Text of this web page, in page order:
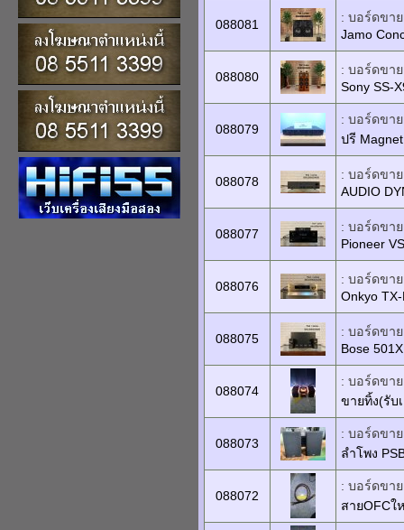
088081
: บอร์ดขาย
Jamo
088080
: บอร์ดขาย
Sony SS-
088079
: บอร์ดขาย
ปรี
088078
: บอร์ดขาย
AUDIO
088077
: บอร์ดขาย
Pioneer
088076
: บอร์ดขาย
Onkyo
088075
: บอร์ดขาย
Bose 501X
088074
: บอร์ดขาย
ขายทิ้ง(รับ
088073
: บอร์ดขาย
ลำโพง
088072
: บอร์ดขาย
สายOFCใ